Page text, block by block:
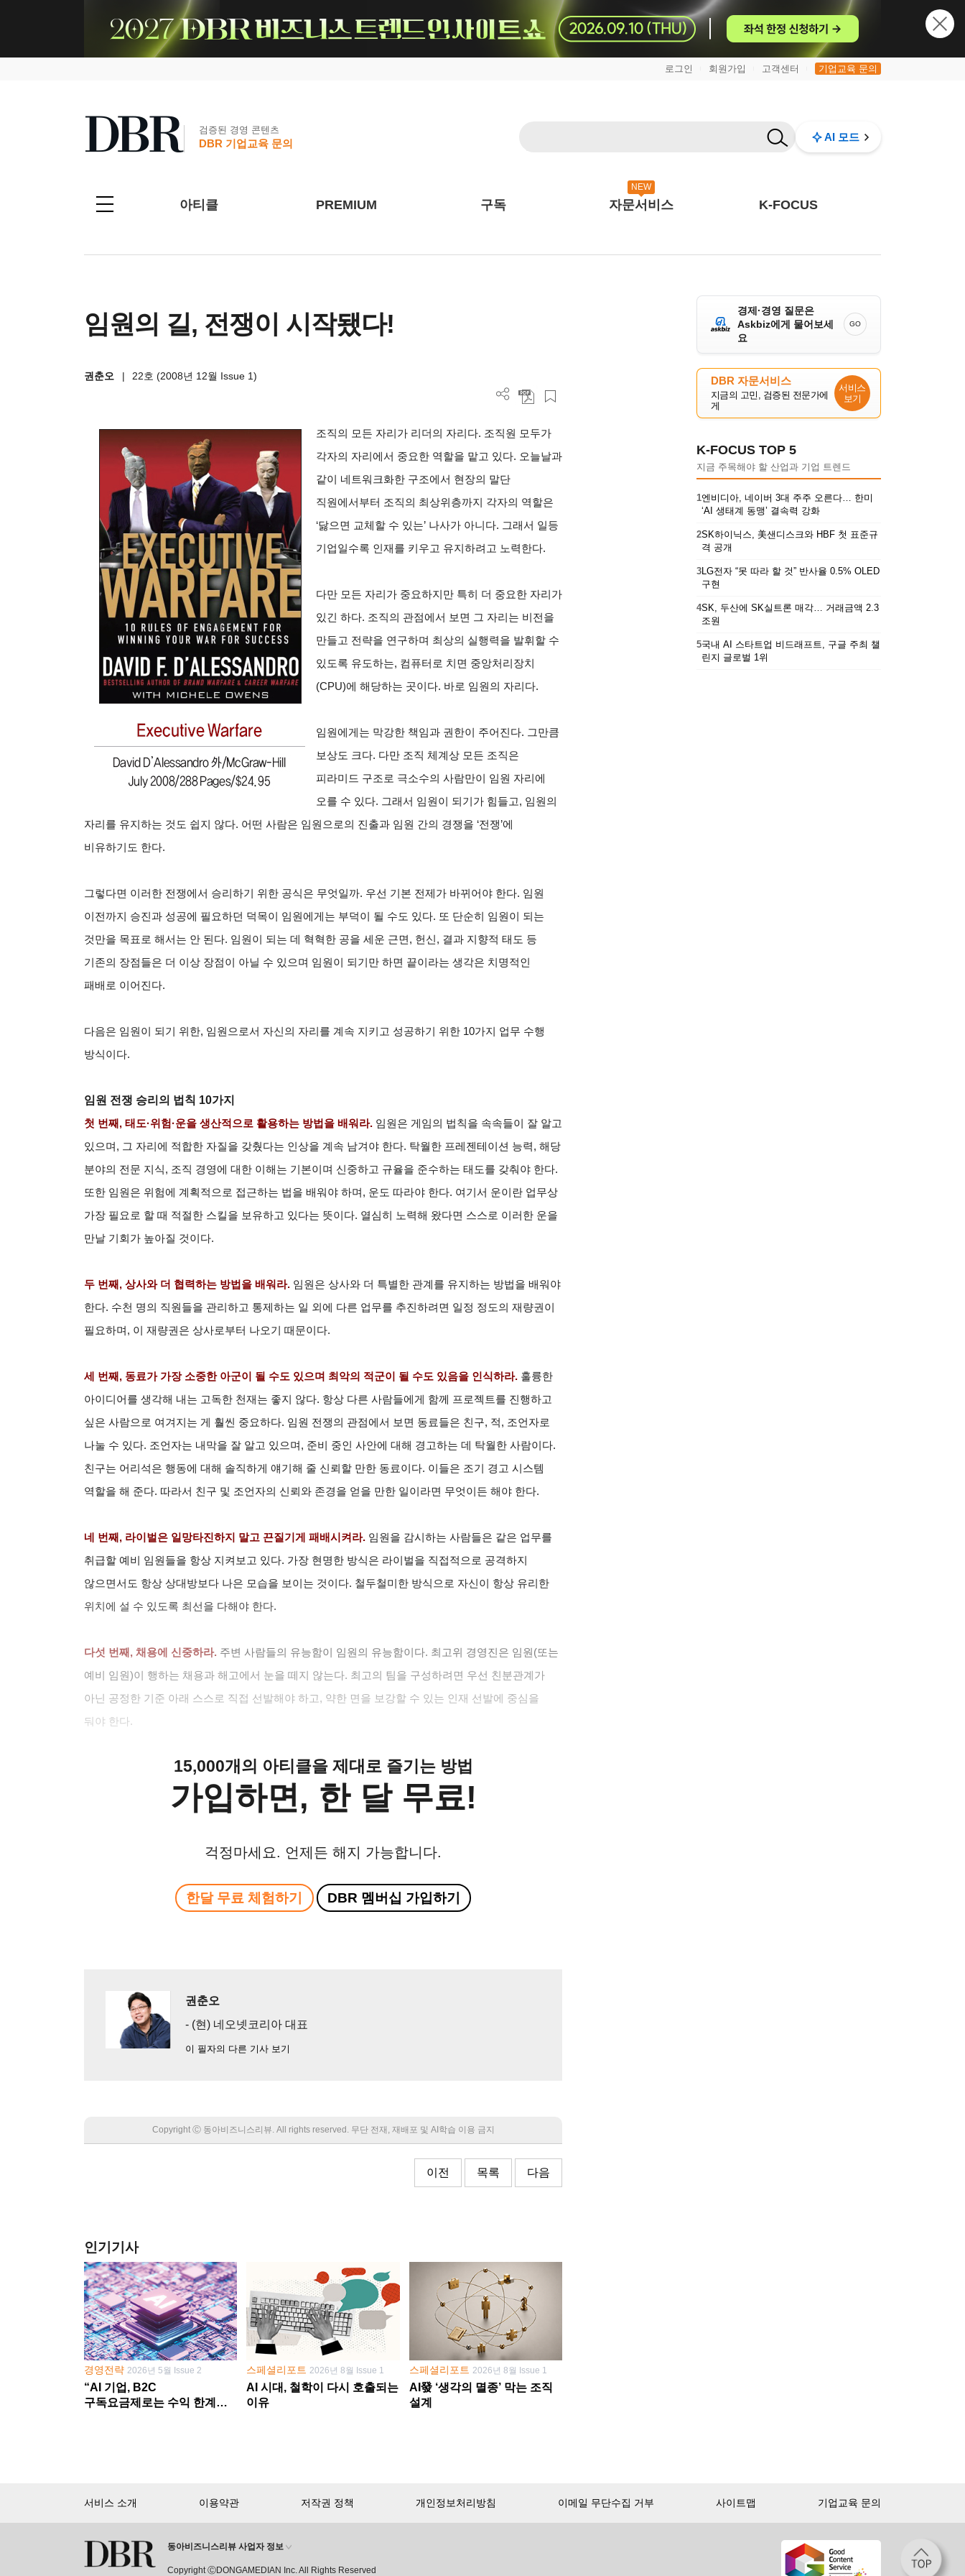
로그인 회원가입 고객센터 기업교육 문의
검증된 경영 콘텐츠
DBR 기업교육 문의
AI 모드
아티클 PREMIUM 구독
NEW
자문서비스 K-FOCUS
임원의 길, 전쟁이 시작됐다!
권춘오 | 22호 (2008년 12월 Issue 1)
조직의 모든 자리가 리더의 자리다. 조직원 모두가
각자의 자리에서 중요한 역할을 맡고 있다. 오늘날과
같이 네트워크화한 구조에서 현장의 말단
직원에서부터 조직의 최상위층까지 각자의 역할은
‘닳으면 교체할 수 있는’ 나사가 아니다. 그래서 일등
기업일수록 인재를 키우고 유지하려고 노력한다.
다만 모든 자리가 중요하지만 특히 더 중요한 자리가
있긴 하다. 조직의 관점에서 보면 그 자리는 비전을
만들고 전략을 연구하며 최상의 실행력을 발휘할 수
있도록 유도하는, 컴퓨터로 치면 중앙처리장치
(CPU)에 해당하는 곳이다. 바로 임원의 자리다.
임원에게는 막강한 책임과 권한이 주어진다. 그만큼
보상도 크다. 다만 조직 체계상 모든 조직은
피라미드 구조로 극소수의 사람만이 임원 자리에
오를 수 있다. 그래서 임원이 되기가 힘들고, 임원의
자리를 유지하는 것도 쉽지 않다. 어떤 사람은 임원으로의 진출과 임원 간의 경쟁을 ‘전쟁’에
비유하기도 한다.
그렇다면 이러한 전쟁에서 승리하기 위한 공식은 무엇일까. 우선 기본 전제가 바뀌어야 한다. 임원
이전까지 승진과 성공에 필요하던 덕목이 임원에게는 부덕이 될 수도 있다. 또 단순히 임원이 되는
것만을 목표로 해서는 안 된다. 임원이 되는 데 혁혁한 공을 세운 근면, 헌신, 결과 지향적 태도 등
기존의 장점들은 더 이상 장점이 아닐 수 있으며 임원이 되기만 하면 끝이라는 생각은 치명적인
패배로 이어진다.
다음은 임원이 되기 위한, 임원으로서 자신의 자리를 계속 지키고 성공하기 위한 10가지 업무 수행
방식이다.
임원 전쟁 승리의 법칙 10가지
첫 번째, 태도·위험·운을 생산적으로 활용하는 방법을 배워라. 임원은 게임의 법칙을 속속들이 잘 알고
있으며, 그 자리에 적합한 자질을 갖췄다는 인상을 계속 남겨야 한다. 탁월한 프레젠테이션 능력, 해당
분야의 전문 지식, 조직 경영에 대한 이해는 기본이며 신중하고 규율을 준수하는 태도를 갖춰야 한다.
또한 임원은 위험에 계획적으로 접근하는 법을 배워야 하며, 운도 따라야 한다. 여기서 운이란 업무상
가장 필요로 할 때 적절한 스킬을 보유하고 있다는 뜻이다. 열심히 노력해 왔다면 스스로 이러한 운을
만날 기회가 높아질 것이다.
두 번째, 상사와 더 협력하는 방법을 배워라. 임원은 상사와 더 특별한 관계를 유지하는 방법을 배워야
한다. 수천 명의 직원들을 관리하고 통제하는 일 외에 다른 업무를 추진하려면 일정 정도의 재량권이
필요하며, 이 재량권은 상사로부터 나오기 때문이다.
세 번째, 동료가 가장 소중한 아군이 될 수도 있으며 최악의 적군이 될 수도 있음을 인식하라. 훌륭한
아이디어를 생각해 내는 고독한 천재는 좋지 않다. 항상 다른 사람들에게 함께 프로젝트를 진행하고
싶은 사람으로 여겨지는 게 훨씬 중요하다. 임원 전쟁의 관점에서 보면 동료들은 친구, 적, 조언자로
나눌 수 있다. 조언자는 내막을 잘 알고 있으며, 준비 중인 사안에 대해 경고하는 데 탁월한 사람이다.
친구는 어리석은 행동에 대해 솔직하게 얘기해 줄 신뢰할 만한 동료이다. 이들은 조기 경고 시스템
역할을 해 준다. 따라서 친구 및 조언자의 신뢰와 존경을 얻을 만한 일이라면 무엇이든 해야 한다.
네 번째, 라이벌은 일망타진하지 말고 끈질기게 패배시켜라. 임원을 감시하는 사람들은 같은 업무를
취급할 예비 임원들을 항상 지켜보고 있다. 가장 현명한 방식은 라이벌을 직접적으로 공격하지
않으면서도 항상 상대방보다 나은 모습을 보이는 것이다. 철두철미한 방식으로 자신이 항상 유리한
위치에 설 수 있도록 최선을 다해야 한다.
다섯 번째, 채용에 신중하라. 주변 사람들의 유능함이 임원의 유능함이다. 최고위 경영진은 임원(또는
예비 임원)이 행하는 채용과 해고에서 눈을 떼지 않는다. 최고의 팀을 구성하려면 우선 친분관계가
아닌 공정한 기준 아래 스스로 직접 선발해야 하고, 약한 면을 보강할 수 있는 인재 선발에 중심을
둬야 한다.
15,000개의 아티클을 제대로 즐기는 방법
가입하면, 한 달 무료!
걱정마세요. 언제든 해지 가능합니다.
한달 무료 체험하기 DBR 멤버십 가입하기
권춘오
- (현) 네오넷코리아 대표
이 필자의 다른 기사 보기
Copyright Ⓒ 동아비즈니스리뷰. All rights reserved. 무단 전재, 재배포 및 AI학습 이용 금지
이전 목록 다음
인기기사
경영전략 2026년 5월 Issue 2
“AI 기업, B2C
구독요금제로는 수익 한계
스페셜리포트 2026년 8월 Issue 1
AI 시대, 철학이 다시 호출되는
이유
스페셜리포트 2026년 8월 Issue 1
AI發 ‘생각의 멸종’ 막는 조직
설계
경제·경영 질문은
Askbiz에게 물어보세
요
GO
DBR 자문서비스
지금의 고민, 검증된 전문가에
게
서비스
보기
K-FOCUS TOP 5
지금 주목해야 할 산업과 기업 트렌드
1엔비디아, 네이버 3대 주주 오른다… 한미
‘AI 생태계 동맹’ 결속력 강화
2SK하이닉스, 美샌디스크와 HBF 첫 표준규
격 공개
3LG전자 “못 따라 할 것” 반사율 0.5% OLED
구현
4SK, 두산에 SK실트론 매각… 거래금액 2.3
조원
5국내 AI 스타트업 비드래프트, 구글 주최 챌
린지 글로벌 1위
회원 가입만 해도, DBR 월정액 서비스 첫 달 무료!
첫 달 무제한 이용
서비스 소개 이용약관 저작권 정책 개인정보처리방침 이메일 무단수집 거부 사이트맵 기업교육 문의
동아비즈니스리뷰 사업자 정보
Copyright ⒸDONGAMEDIAN Inc. All Rights Reserved